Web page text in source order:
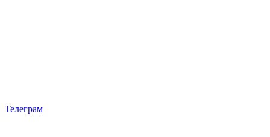
Телеграм